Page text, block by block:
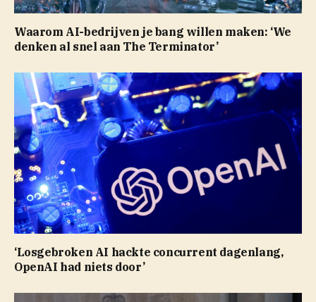
Waarom AI-bedrijven je bang willen maken: ‘We
denken al snel aan The Terminator’
‘Losgebroken AI hackte concurrent dagenlang,
OpenAI had niets door’